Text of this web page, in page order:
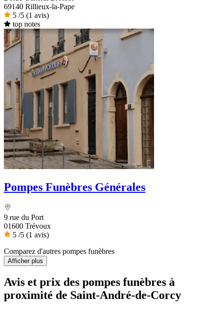
69140 Rillieux-la-Pape
5 /5 (1 avis)
top notes
Pompes Funèbres Générales
9 rue du Port
01600 Trévoux
5 /5 (1 avis)
Comparez d'autres pompes funèbres
Afficher plus
Avis et prix des pompes funèbres à
proximité de Saint-André-de-Corcy